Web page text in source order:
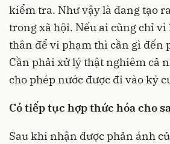
kiểm tra. Như vậy là đang tạo
trong xã hội. Nếu ai cũng chỉ vì
thân để vi phạm thì cần gì đến
Cần phải xử lý thật nghiêm cả
cho phép nước được đi vào kỷ
Có tiếp tục hợp thức hóa cho
Sau khi nhận được phản ánh